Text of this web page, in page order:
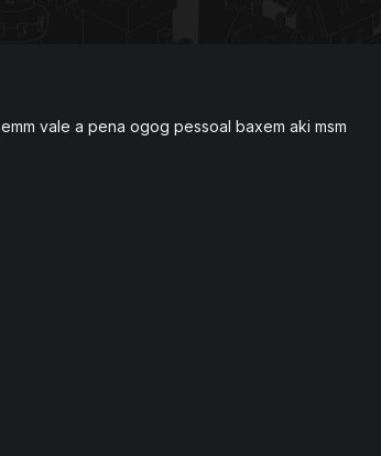
vale a pena ogog pessoal baxem aki msm